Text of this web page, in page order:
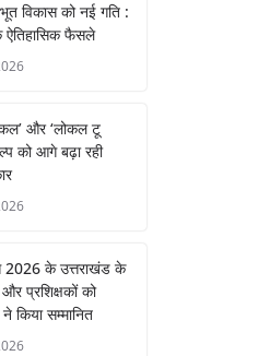
विकास को नई गति :
ऐतिहासिक फैसले
और ‘लोकल टू
को आगे बढ़ा रही
2026 के उत्तराखंड के
प्रशिक्षकों को
किया सम्मानित